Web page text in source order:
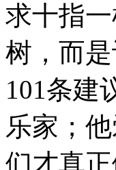
求十指
树，而
101条建
乐家；
们才真